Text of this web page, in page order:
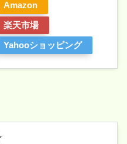
Amazon
楽天市場
Yahooショッピング